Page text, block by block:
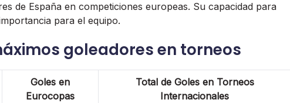
de España en competiciones europeas. Su capacidad para
para el equipo.
goleadores en torneos
Goles en
Eurocopas
Total de Goles en Torneos
Internacionales